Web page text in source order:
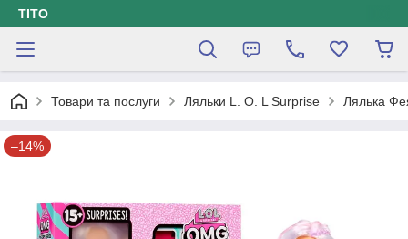
ТІТО
Товари та послуги Ляльки L. O. L Surprise Лялька
–14%